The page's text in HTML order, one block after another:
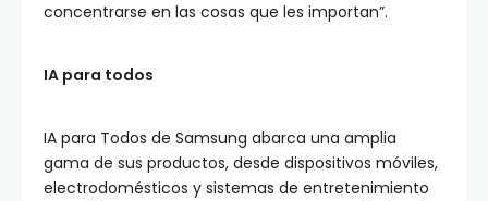
concentrarse en las cosas que les importan”.
IA para todos
IA para Todos de Samsung abarca una amplia
gama de sus productos, desde dispositivos móviles,
electrodomésticos y sistemas de entretenimiento